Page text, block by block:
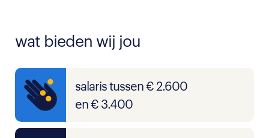
wat bieden wij jou
salaris tussen € 2.600
en € 3.400